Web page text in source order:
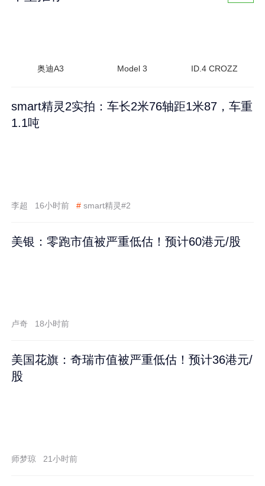
奥迪A3 Model 3 ID.4 CROZZ
smart精灵2实拍：车长2米76轴距1米87，车重
1.1吨
李超 16小时前 # smart精灵#2
美银：零跑市值被严重低估！预计60港元/股
卢奇 18小时前
美国花旗：奇瑞市值被严重低估！预计36港元/
股
师梦琼 21小时前